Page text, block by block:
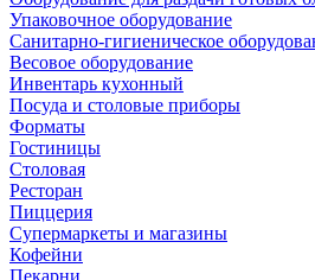
Упаковочное оборудование
Санитарно-гигиеническое
Весовое оборудование
Инвентарь кухонный
Посуда и столовые приборы
Форматы
Гостиницы
Столовая
Ресторан
Пиццерия
Супермаркеты и магазины
Кофейни
Пекарни